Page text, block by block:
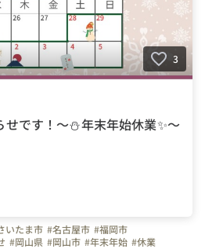
3
です！～⛄年末年始休業✨～
いたま市 #名古屋市 #福岡市
#岡山県 #岡山市 #年末年始 #休業